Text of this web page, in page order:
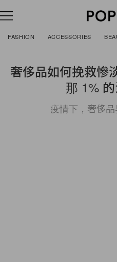
FASHION ACCESSORIES
奢侈品如何挽救慘
那 1% 的
疫情下，奢侈品